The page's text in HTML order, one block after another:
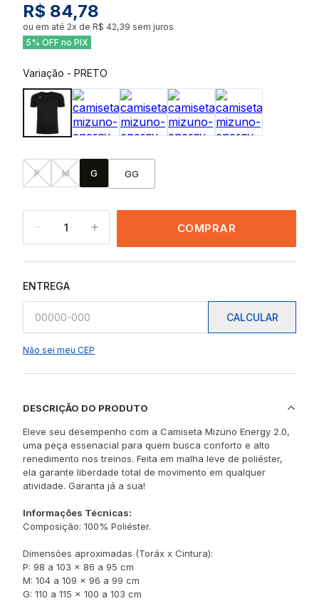
R$ 84,78
ou em até 2x de R$ 42,39 sem juros
5% OFF no PIX
Variação - PRETO
P M G GG
1 COMPRAR
ENTREGA
CALCULAR
Não sei meu CEP
DESCRIÇÃO DO PRODUTO
Eleve seu desempenho com a Camiseta Mizuno Energy 2.0,
uma peça essenacial para quem busca conforto e alto
renedimento nos treinos. Feita em malha leve de poliéster,
ela garante liberdade total de movimento em qualquer
atividade. Garanta já a sua!
Informações Técnicas:
Composição: 100% Poliéster.
Dimensões aproximadas (Toráx x Cintura):
P: 98 a 103 x 86 a 95 cm
M: 104 a 109 x 96 a 99 cm
G: 110 a 115 x 100 a 103 cm